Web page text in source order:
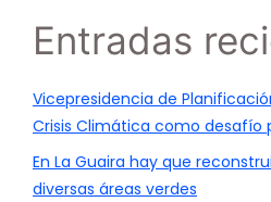
Entradas
Vicepresidencia de
Crisis Climática como desafío
En La Guaira hay que
diversas áreas verdes